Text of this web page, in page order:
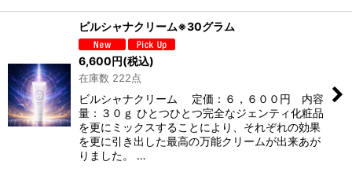
ビルシャナクリーム※30グラム
6,600円(税込)
在庫数 222点
ビルシャナクリーム 定価：６，６００円 内容
量：３０ｇ ひとつひとつ完全なジェンティ化粧品
を更にミックスすることにより、それぞれの効果
を更に引き出した最高の万能クリームが出来あが
りました。 …